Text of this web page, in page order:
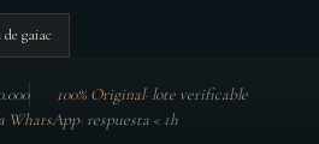
gaiac
100% Original· lote verificable
WhatsApp· respuesta < 1h